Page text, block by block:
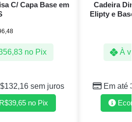
C/ Capa Base em
no Pix
132,16sem juros
R$39,65 no Pix
Cadeira
Elipty e
À
Em até